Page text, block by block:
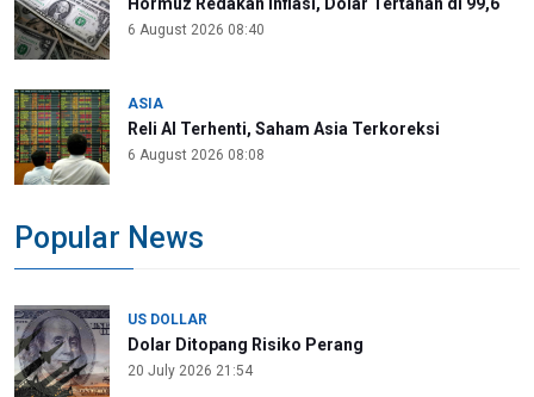
6 August 2026 08:40
ASIA
Reli AI Terhenti, Saham Asia Terkoreksi
6 August 2026 08:08
Popular News
US DOLLAR
Dolar Ditopang Risiko Perang
20 July 2026 21:54